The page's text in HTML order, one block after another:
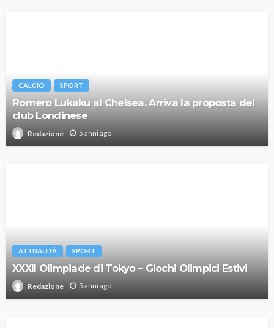
CALCIO SPORT
Romero Lukaku al Chelsea. Arriva la proposta del
club Londinese
Redazione 5 anni ago
ATTUALITÀ SPORT
XXXII Olimpiade di Tokyo – Giochi Olimpici Estivi
Redazione 5 anni ago